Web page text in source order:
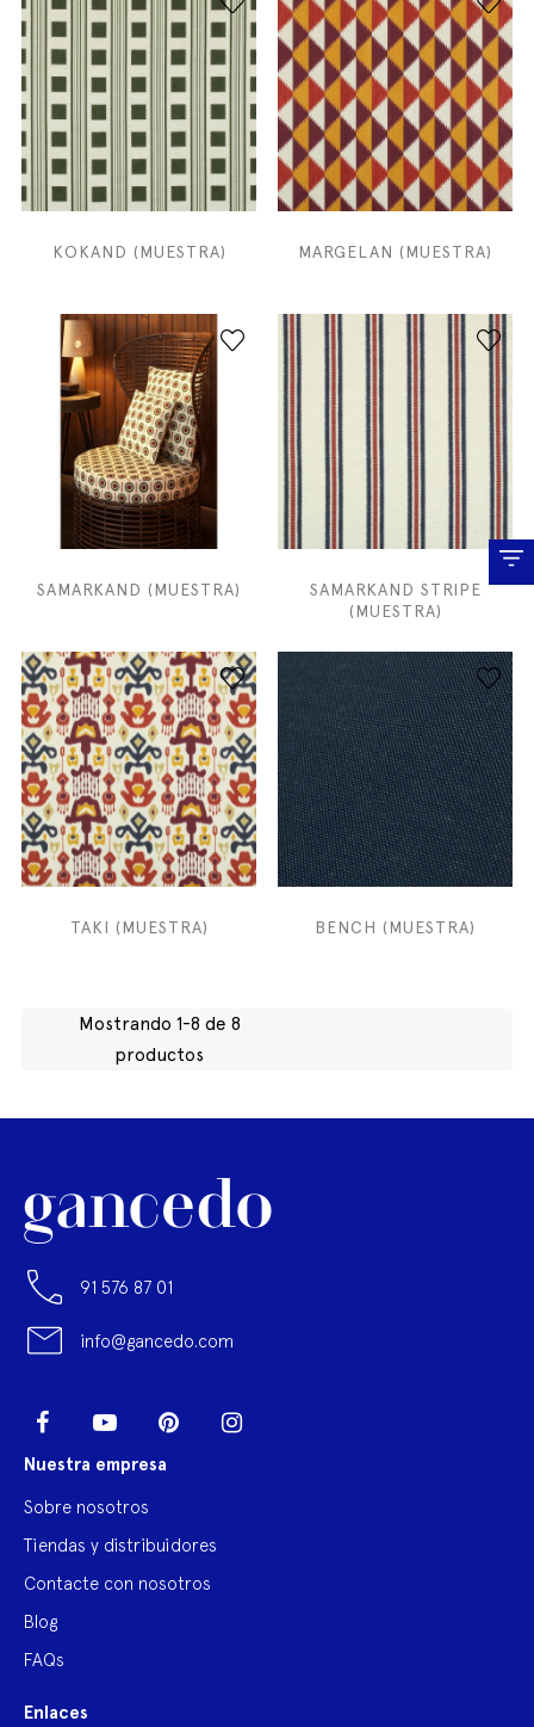
KOKAND (MUESTRA) MARGELAN (MUESTRA)
SAMARKAND (MUESTRA)
SAMARKAND STRIPE
(MUESTRA)
TAKI (MUESTRA) BENCH (MUESTRA)
Mostrando 1-8 de 8
productos
91 576 87 01
info@gancedo.com
Facebook YouTube Pinterest
Nuestra empresa
Sobre nosotros
Tiendas y distribuidores
Contacte con nosotros
Blog
FAQs
Enlaces